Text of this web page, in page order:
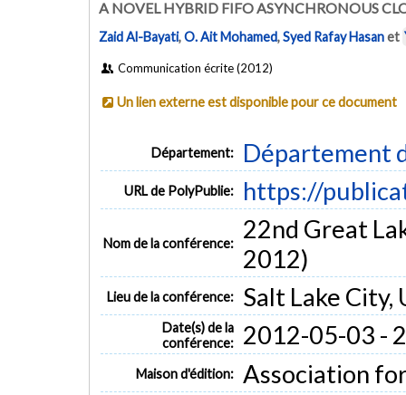
A NOVEL HYBRID FIFO ASYNCHRONOUS
Zaid Al-Bayati,O. Ait Mohamed,Syed Rafay Hasanet
Communication écrite (2012)
Un lien externe est disponible pour ce document
Département: Département
URL de PolyPublie: https://
Nom de la conférence:
22nd Great
2012)
Lieu de la conférence: Salt Lake City,
Date(s) de la
conférence:
2012-05-03 -
Maison d'édition: Association